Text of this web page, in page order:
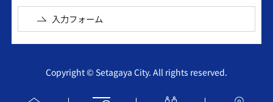
入力フォーム
Copyright © Setagaya City. All rights reserved.